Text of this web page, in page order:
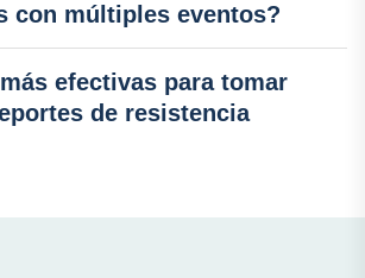
con múltiples eventos?
efectivas para tomar
de resistencia